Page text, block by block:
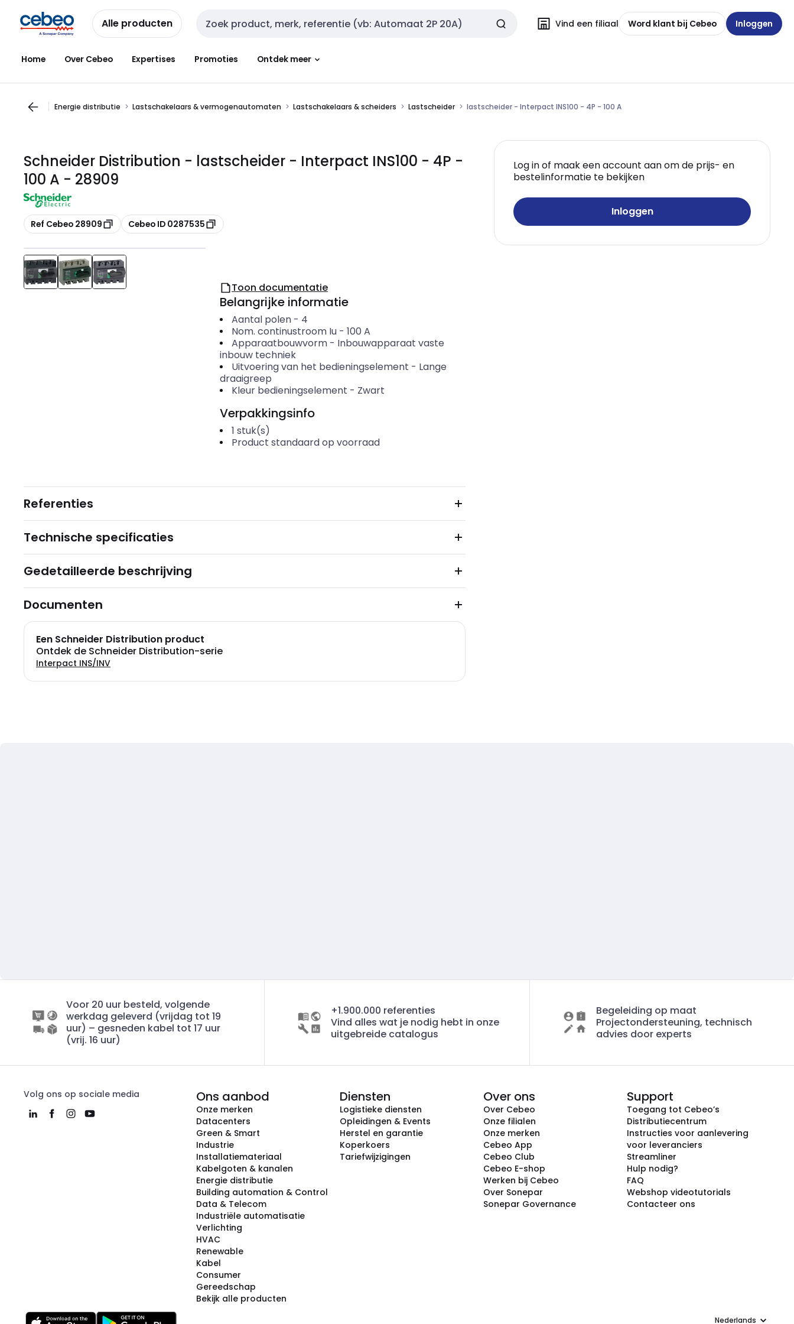
naar
navigatie
naar
inhoud
Alle producten Zoekveld invoer Vind een filiaal Word klant bij Cebeo Inloggen
Home Over Cebeo Expertises Promoties Ontdek meer
Energie distributie Lastschakelaars & vermogenautomaten Lastschakelaars & scheiders Lastscheider lastscheider - Interpact INS100 - 4P - 100 A
Schneider Distribution - lastscheider - Interpact INS100 - 4P -
100 A - 28909
Kopiëren
Ref Cebeo 28909 Kopiëren
Cebeo ID 0287535
Log in of maak een account aan om de prijs- en
bestelinformatie te bekijken
Inloggen
Toon documentatie
Belangrijke informatie
Aantal polen- 4
Nom. continustroom Iu- 100 A
Apparaatbouwvorm- Inbouwapparaat vaste
inbouw techniek
Uitvoering van het bedieningselement - Lange
draaigreep
Kleur bedieningselement - Zwart
Verpakkingsinfo
1 stuk(s)
Product standaard op voorraad
Referenties
Technische specificaties
Gedetailleerde beschrijving
Documenten
Een Schneider Distribution product
Ontdek de Schneider Distribution-serie
Interpact INS/INV
Voor 20 uur besteld, volgende
werkdag geleverd (vrijdag tot 19
uur) – gesneden kabel tot 17 uur
(vrij. 16 uur)
+1.900.000 referenties
Vind alles wat je nodig hebt in onze
uitgebreide catalogus
Begeleiding op maat
Projectondersteuning, technisch
advies door experts
Volg ons op sociale media Ons aanbod
Onze merken
Datacenters
Green & Smart
Industrie
Installatiemateriaal
Kabelgoten & kanalen
Energie distributie
Building automation & Control
Data & Telecom
Industriële automatisatie
Verlichting
HVAC
Renewable
Kabel
Consumer
Gereedschap
Bekijk alle producten
Diensten
Logistieke diensten
Opleidingen & Events
Herstel en garantie
Koperkoers
Tariefwijzigingen
Over ons
Over Cebeo
Onze filialen
Onze merken
Cebeo App
Cebeo Club
Cebeo E-shop
Werken bij Cebeo
Over Sonepar
Sonepar Governance
Support
Toegang tot Cebeo’s
Distributiecentrum
Instructies voor aanlevering
voor leveranciers
Streamliner
Hulp nodig?
FAQ
Webshop videotutorials
Contacteer ons